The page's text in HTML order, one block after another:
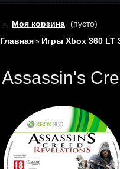
Моя корзина (пусто)
Главная » Игры Xbox 360 LT
Assassin's